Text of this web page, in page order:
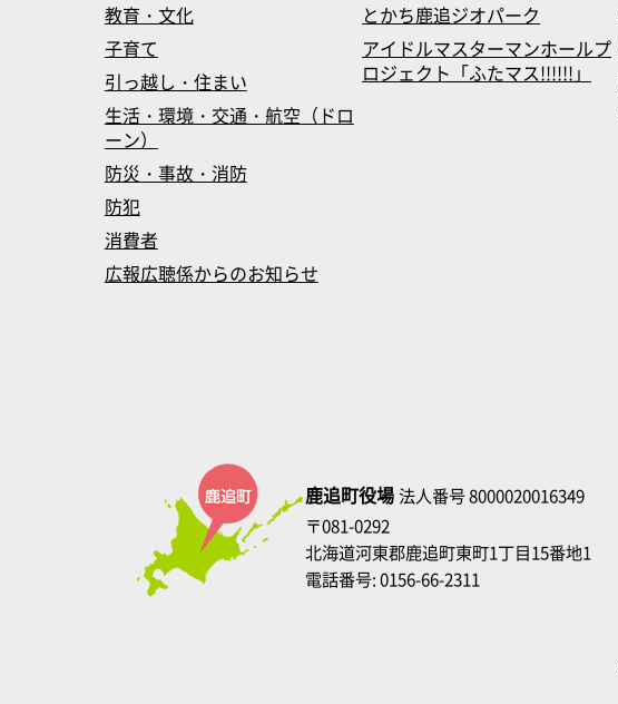
教育・文化
子育て
引っ越し・住まい
生活・環境・交通・航空（ドロ
ーン）
防災・事故・消防
防犯
消費者
広報広聴係からのお知らせ
とかち鹿追ジオパーク
アイドルマスターマンホールプ
ロジェクト「ふたマス!!!!!!」
鹿追町役場法人番号 8000020016349
〒081-0292
北海道河東郡鹿追町東町1丁目15番地1
電話番号: 0156-66-2311